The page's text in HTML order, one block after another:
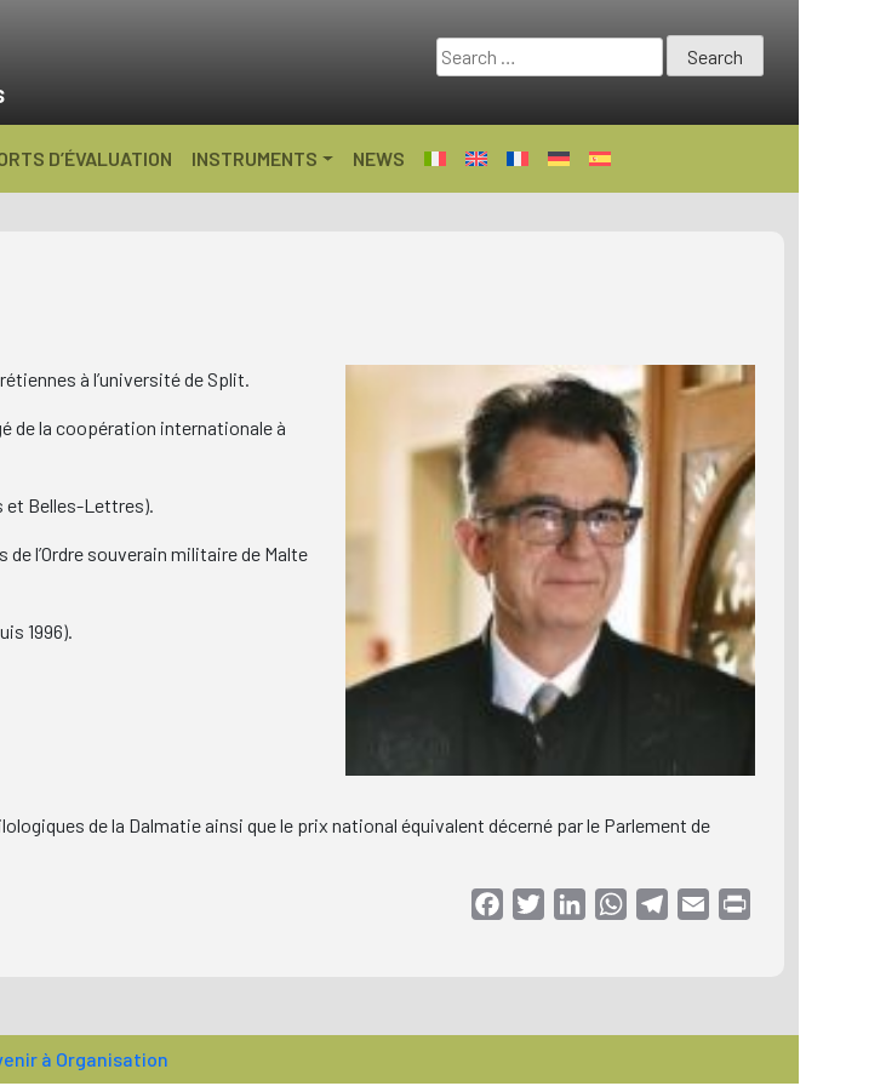
Search
for:
D’ÉVALUATION INSTRUMENTS NEWS
à l’université de Split.
de la coopération internationale à
et Belles-Lettres).
l’Ordre souverain militaire de Malte
1996).
de la Dalmatie ainsi que le prix national équivalent décerné par le Parlement de
FacebookTwitterLinkedInWhatsAppTelegram
Email
à Organisation